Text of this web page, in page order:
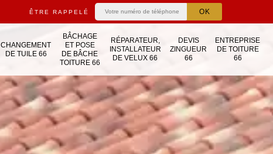
ÊTRE RAPPELÉ
CHANGEMENT
DE TUILE 66
BÂCHAGE
ET POSE
DE BÂCHE
TOITURE 66
RÉPARATEUR,
INSTALLATEUR
DE VELUX 66
DEVIS
ZINGUEUR
66
ENTREPRISE
DE TOITURE
66